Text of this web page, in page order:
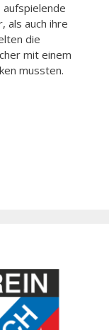
als auch ihre
die
mit einem
mussten.